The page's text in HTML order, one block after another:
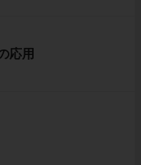
応用